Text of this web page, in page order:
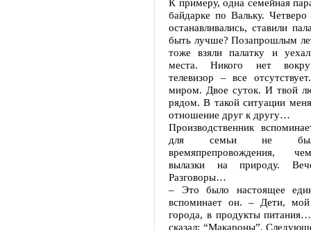
К примеру, одна семейная
байдарке по Вальку.
останавливались, ставили
быть лучше? Позапрошлым
тоже взяли палатку и
места. Никого нет
телевизор – все
миром. Двое суток. И твой
рядом. В такой ситуации
отношение друг к другу…
Производственник
для семьи не
времяпрепровождения,
вылазки на природу.
Разговоры…
– Это было настоящее
вспоминает он. – Дети,
города, в продукты
сказал: “Макароны”.